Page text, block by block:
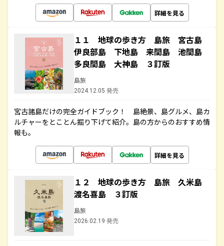
詳細を見る
１１ 地球の歩き方 島旅 宮古島
伊良部島 下地島 来間島 池間島
多良間島 大神島 ３訂版
島旅
2024.12.05 発売
宮古諸島だけの完全ガイドブック！ 島絶景、島グルメ、島カ
ルチャーをとことん掘り下げて紹介。島の方からのおすすめ情
報も。
詳細を見る
１２ 地球の歩き方 島旅 久米島
渡名喜島 ３訂版
島旅
2026.02.19 発売